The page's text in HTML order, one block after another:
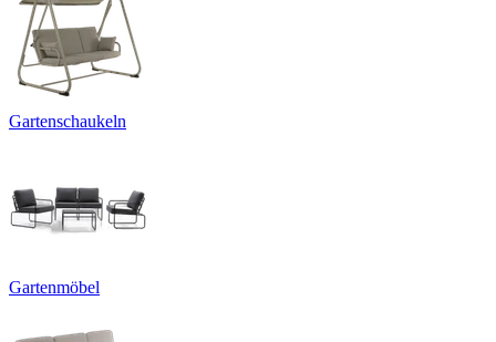
Gartenschaukeln
Gartenmöbel